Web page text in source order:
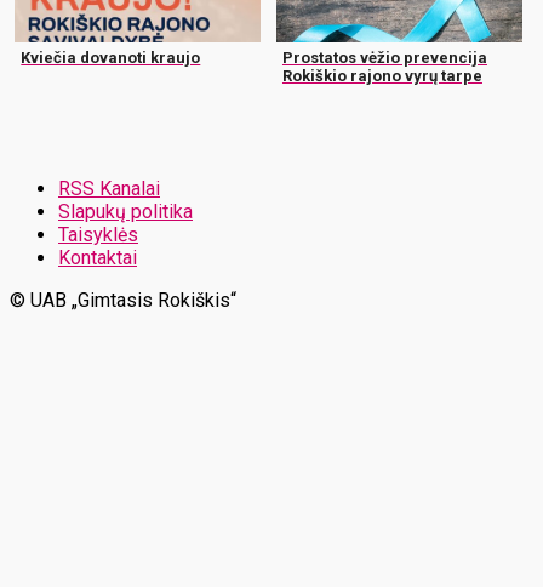
Kviečia dovanoti kraujo
Prostatos vėžio prevencija
Rokiškio rajono vyrų tarpe
RSS Kanalai
Slapukų politika
Taisyklės
Kontaktai
© UAB „Gimtasis Rokiškis“